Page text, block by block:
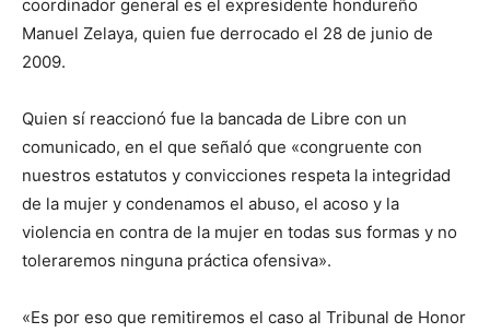
coordinador general es el expresidente hondureño
Manuel Zelaya, quien fue derrocado el 28 de junio de
2009.
Quien sí reaccionó fue la bancada de Libre con un
comunicado, en el que señaló que «congruente con
nuestros estatutos y convicciones respeta la integridad
de la mujer y condenamos el abuso, el acoso y la
violencia en contra de la mujer en todas sus formas y no
toleraremos ninguna práctica ofensiva».
«Es por eso que remitiremos el caso al Tribunal de Honor